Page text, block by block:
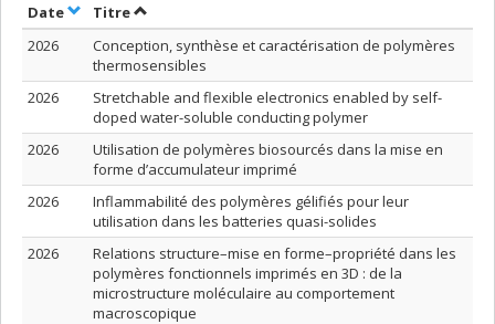
DateTrier par date en ordre croissant
TitreTrier par titre en ordre croissant
2026
Conception, synthèse et caractérisation de polymères
thermosensibles
2026
Stretchable and flexible electronics enabled by self-
doped water-soluble conducting polymer
2026
Utilisation de polymères biosourcés dans la mise en
forme d’accumulateur imprimé
2026
Inflammabilité des polymères gélifiés pour leur
utilisation dans les batteries quasi-solides
2026
Relations structure–mise en forme–propriété dans les
polymères fonctionnels imprimés en 3D : de la
microstructure moléculaire au comportement
macroscopique